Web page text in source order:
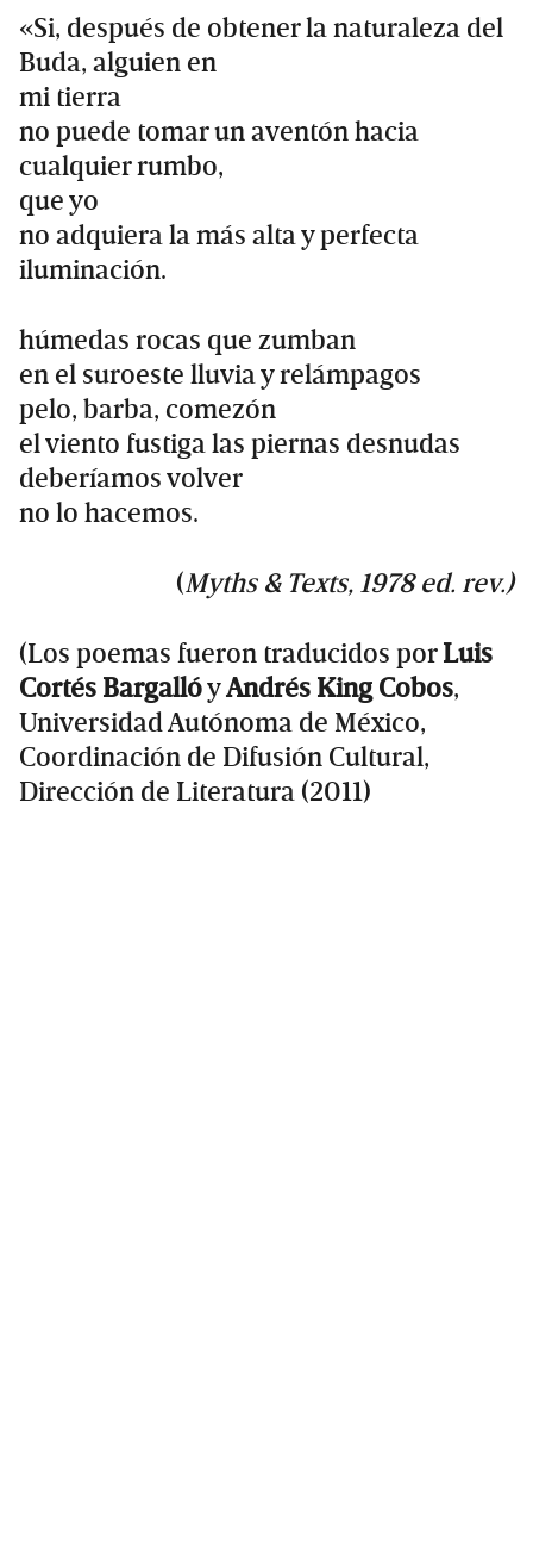
«Si, después de obtener la naturaleza del
Buda, alguien en
mi tierra
no puede tomar un aventón hacia
cualquier rumbo,
que yo
no adquiera la más alta y perfecta
iluminación.
húmedas rocas que zumban
en el suroeste lluvia y relámpagos
pelo, barba, comezón
el viento fustiga las piernas desnudas
deberíamos volver
no lo hacemos.
(Myths & Texts, 1978 ed. rev.)
(Los poemas fueron traducidos porLuis
Cortés BargallóyAndrés King Cobos,
Universidad Autónoma de México,
Coordinación de Difusión Cultural,
Dirección de Literatura (2011)